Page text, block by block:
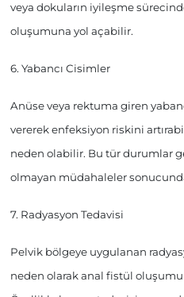
veya dokuların iyileşme
oluşumuna yol açabilir.
6. Yabancı Cisimler
Anüse veya rektuma giren
vererek enfeksiyon riskini
neden olabilir. Bu tür durumlar
olmayan müdahaleler
7. Radyasyon Tedavisi
Pelvik bölgeye uygulanan
neden olarak anal fistül